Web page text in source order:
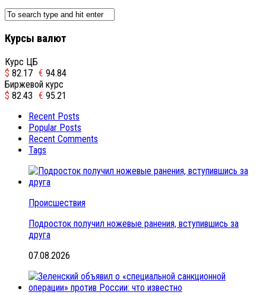
Курсы валют
Курс ЦБ
$ 82.17 € 94.84
Биржевой курс
$ 82.43 € 95.21
Recent Posts
Popular Posts
Recent Comments
Tags
Происшествия
Подросток получил ножевые ранения, вступившись за
друга
07.08.2026